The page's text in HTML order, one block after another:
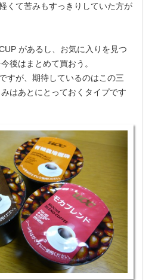
くて苦みもすっきりしていた方が
があるし、お気に入りを見つ
後はまとめて買おう。
すが、期待しているのはこの三
はあとにとっておくタイプです